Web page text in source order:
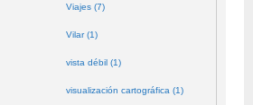
Viajes (7)
Vilar (1)
vista débil (1)
visualización cartográfica (1)